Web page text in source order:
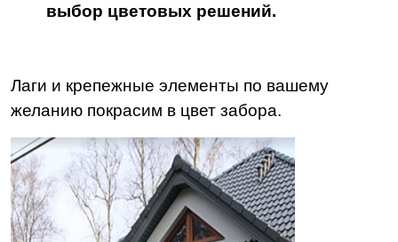
выбор цветовых решений.
Лаги и крепежные элементы по вашему
желанию покрасим в цвет забора.